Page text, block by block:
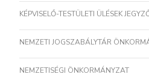
KÉPVISELŐ-TESTÜLETI ÜLÉSEK
NEMZETI JOGSZABÁLYTÁR
NEMZETISÉGI ÖNKORMÁNYZAT